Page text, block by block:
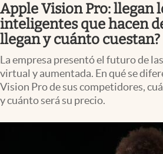
Apple Vision Pro: llegan
inteligentes que hacen
llegan y cuánto cuestan?
La empresa presentó el futuro de
virtual y aumentada. En qué se
Vision Pro de sus competidores,
y cuánto será su precio.